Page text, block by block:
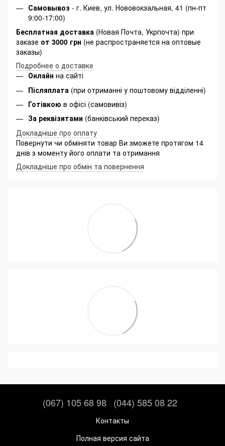
Самовывоз - г. Киев, ул. Нововокзальная, 41 (пн-пт
9:00-17:00)
Бесплатная доставка (Новая Почта, Укрпочта) при
заказе от 3000 грн (не распространяется на оптовые
заказы)
Подробнее о доставке
Онлайн на сайті
Післяплата (при отриманні у поштовому відділенні)
Готівкою в офісі (самовивіз)
За реквізитами (банківський переказ)
Докладніше про оплату
Повернути чи обміняти товар Ви зможете протягом 14
днів з моменту його оплати та отримання
Докладніше про обмін та повернення
(067) 105 68 98 (044) 585 08 22
Контакты
Полная версия сайта